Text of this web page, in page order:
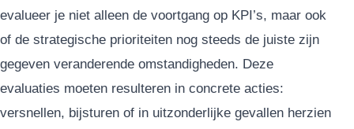
evalueer je niet alleen de voortgang op KPI’s, maar ook
of de strategische prioriteiten nog steeds de juiste zijn
gegeven veranderende omstandigheden. Deze
evaluaties moeten resulteren in concrete acties:
versnellen, bijsturen of in uitzonderlijke gevallen herzien